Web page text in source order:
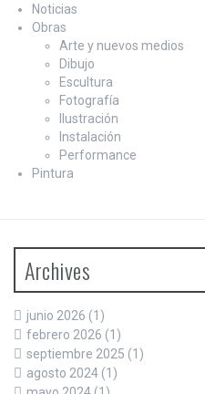
Noticias
Obras
Arte y nuevos medios
Dibujo
Escultura
Fotografía
Ilustración
Instalación
Performance
Pintura
Archives
junio 2026 (1)
febrero 2026 (1)
septiembre 2025 (1)
agosto 2024 (1)